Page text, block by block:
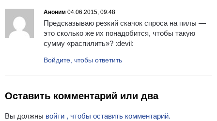
Аноним 04.06.2015, 09:48
Предсказываю резкий скачок спроса на пилы —
это сколько же их понадобится, чтобы такую
сумму «распилить»? :devil:
Войдите, чтобы ответить
Оставить комментарий или два
Вы должны войти , чтобы оставить комментарий.